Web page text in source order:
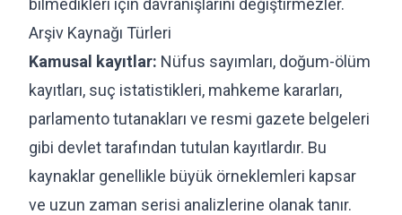
Arşiv Kaynağı Türleri
Kamusal kayıtlar: Nüfus sayımları, doğum-ölüm
kayıtları, suç istatistikleri, mahkeme kararları,
parlamento tutanakları ve resmi gazete belgeleri
gibi devlet tarafından tutulan kayıtlardır. Bu
kaynaklar genellikle büyük örneklemleri kapsar
ve uzun zaman serisi analizlerine olanak tanır.